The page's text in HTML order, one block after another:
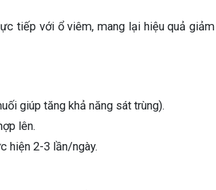
tiếp với ổ viêm, mang lại hiệu quả giảm
giúp tăng khả năng sát trùng).
lên.
hiện 2-3 lần/ngày.